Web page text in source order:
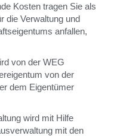
Kosten tragen Sie als
die Verwaltung und
anfallen,
von der WEG
von der
dem Eigentümer
wird mit Hilfe
mit den